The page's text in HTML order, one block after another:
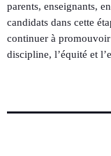
parents, enseignants,
candidats dans cette
continuer à
discipline, l’équité et